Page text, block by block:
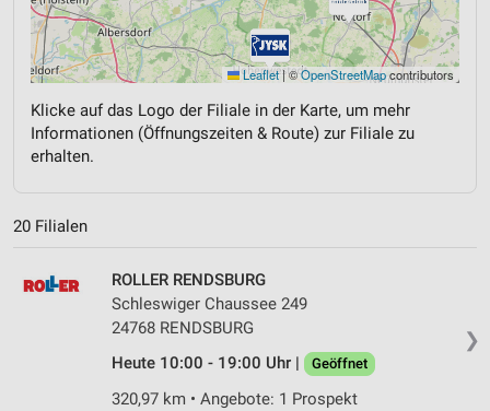
Leaflet|©OpenStreetMapcontributors
Klicke auf das Logo der Filiale in der Karte, um mehr
Informationen (Öffnungszeiten & Route) zur Filiale zu
erhalten.
20 Filialen
❯
ROLLER RENDSBURG
Schleswiger Chaussee 249
24768 RENDSBURG
Heute 10:00 - 19:00 Uhr |
Geöffnet
320,97 km • Angebote: 1 Prospekt